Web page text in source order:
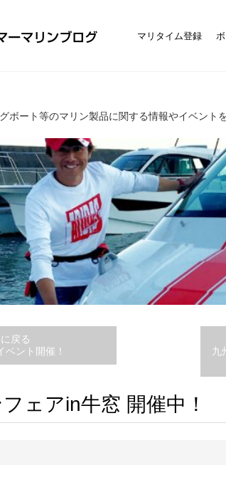
マリタイム登録
ボート等のマリン製品に関する情報やイベント
戻る
ント開催！
九
ェアin牛窓 開催中！